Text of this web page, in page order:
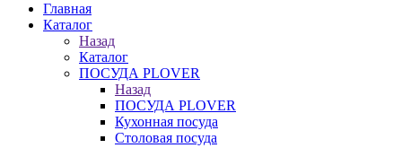
Главная
Каталог
Назад
Каталог
ПОСУДА PLOVER
Назад
ПОСУДА PLOVER
Кухонная посуда
Столовая посуда